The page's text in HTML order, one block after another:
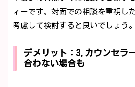
ィーです。対面での相談を重視し
考慮して検討すると良いでしょう。
デメリット：3.カウンセラ
合わない場合も